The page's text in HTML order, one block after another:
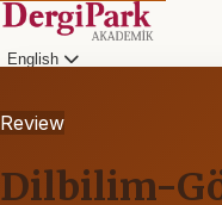
English
Review
Dilbilim-